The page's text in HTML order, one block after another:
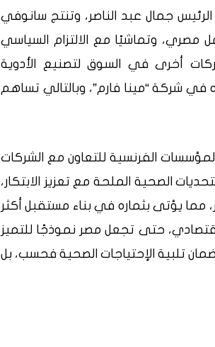
يد الرئيس جمال عبد الناصر، وتنتج سانوفي
مصري، وتماشيًا مع الالتزام السياسي
أخرى في السوق لتصنيع الأدوية
الرئيسية، مثل plavix في شركة “gypto pharma” و clexane في شركة “مينا فارم”، وبالتالي تساهم
الفرنسية للتعاون مع الشركات
الصحية الملحة مع تعزيز الابتكار،
مما يؤتى بثماره في بناء مستقبل أكثر
حتى تجعل مصر نموذجًا للتميز
تلبية الإحتياجات الصحية فحسب، بل